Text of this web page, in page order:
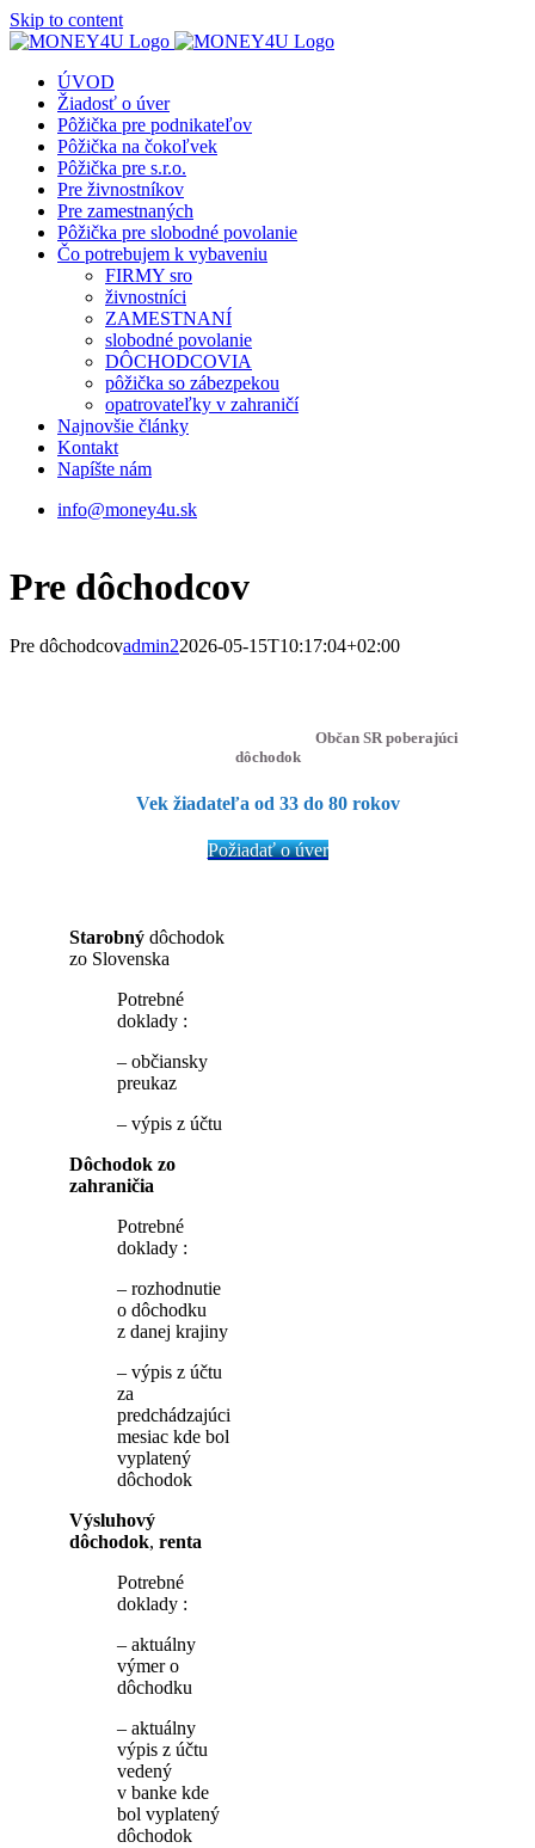
Skip to content
ÚVOD
Žiadosť o úver
Pôžička pre podnikateľov
Pôžička na čokoľvek
Pôžička pre s.r.o.
Pre živnostníkov
Pre zamestnaných
Pôžička pre slobodné povolanie
Čo potrebujem k vybaveniu
FIRMY sro
živnostníci
ZAMESTNANÍ
slobodné povolanie
DÔCHODCOVIA
pôžička so zábezpekou
opatrovateľky v zahraničí
Najnovšie články
Kontakt
Napíšte nám
info@money4u.sk
Pre dôchodcov
Pre dôchodcovadmin22026-05-15T10:17:04+02:00
Občan SR poberajúci
dôchodok
Vek žiadateľa od 33 do 80 rokov
Požiadať o úver
Starobný dôchodok
zo Slovenska
Potrebné
doklady :
– občiansky
preukaz
– výpis z účtu
Dôchodok zo
zahraničia
Potrebné
doklady :
– rozhodnutie
o dôchodku
z danej krajiny
– výpis z účtu
za
predchádzajúci
mesiac kde bol
vyplatený
dôchodok
Výsluhový
dôchodok, renta
Potrebné
doklady :
– aktuálny
výmer o
dôchodku
– aktuálny
výpis z účtu
vedený
v banke kde
bol vyplatený
dôchodok